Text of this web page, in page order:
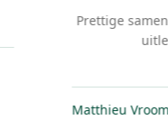
Prettige
Matthieu Vroom